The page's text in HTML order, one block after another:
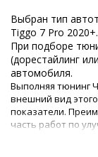
Выбран тип
Tiggo 7 Pro 2020+.
При подборе
(дорестайлинг
автомобиля.
Выполняя тюнинг
внешний вид
показатели.
часть работ по